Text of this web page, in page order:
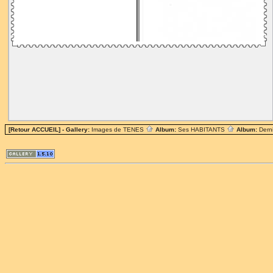
[Retour ACCUEIL] - Gallery: Images de TENES Album: Ses HABITANTS Album: